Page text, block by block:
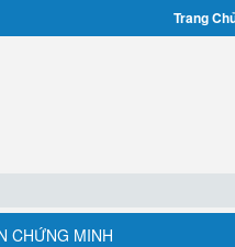
Trang
CHỨNG MINH